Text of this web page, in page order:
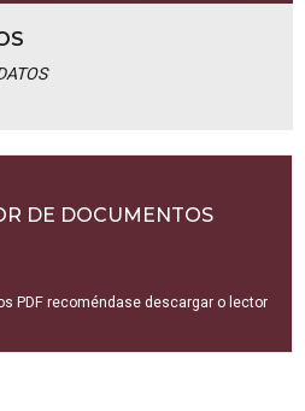
DE DOCUMENTOS
PDF recoméndase descargar o lector